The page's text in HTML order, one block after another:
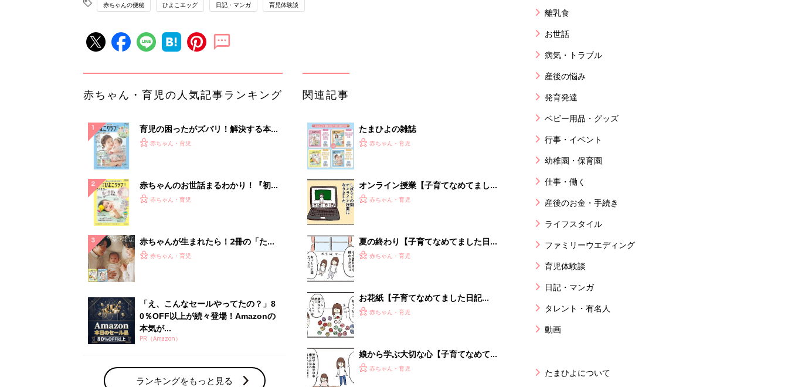
赤ちゃんの便秘 ひよこエッグ 日記・マンガ 育児体験談
赤ちゃん・育児の人気記事ランキング
育児の困ったがズバリ！解決する本
『ひよこクラブ 夏号』 4カ月～2才
赤ちゃん・育児
赤ちゃんのお世話まるわかり！『初め
てのひよこクラブ 夏号』〈巻頭大特
赤ちゃん・育児
赤ちゃんが生まれたら！2冊の「たま
ひよ」
赤ちゃん・育児
「え、こんなセールやってたの？」8
0％OFF以上が続々登場！Amazonの
本気が...
PR（Amazon）
ランキングをもっと見る
関連記事
たまひよの雑誌
赤ちゃん・育児
オンライン授業【子育てなめてました
日記#136】
赤ちゃん・育児
夏の終わり【子育てなめてました日記
#135】
赤ちゃん・育児
お花紙【子育てなめてました日記
#137】
赤ちゃん・育児
娘から学ぶ大切な心【子育てなめてま
した日記#144】
赤ちゃん・育児
離乳食
お世話
病気・トラブル
産後の悩み
発育発達
ベビー用品・グッズ
行事・イベント
幼稚園・保育園
仕事・働く
産後のお金・手続き
ライフスタイル
ファミリーウエディング
育児体験談
日記・マンガ
タレント・有名人
動画
たまひよについて